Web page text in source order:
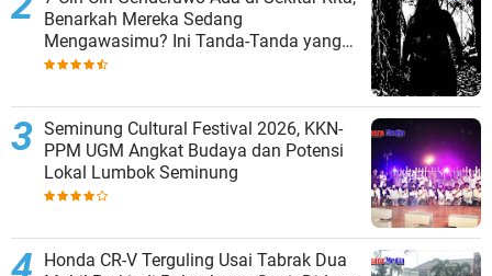
Benarkah Mereka Sedang
Mengawasimu? Ini Tanda-Tanda yang
Sering Diabaikan
Seminung Cultural Festival 2026, KKN-
PPM UGM Angkat Budaya dan Potensi
Lokal Lumbok Seminung
Honda CR-V Terguling Usai Tabrak Dua